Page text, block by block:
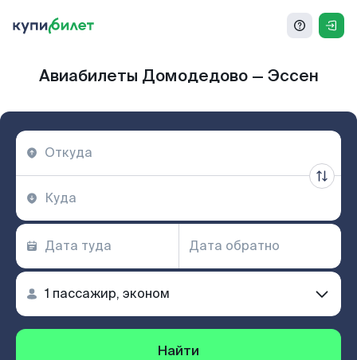
Авиабилеты Домодедово — Эссен
Найти